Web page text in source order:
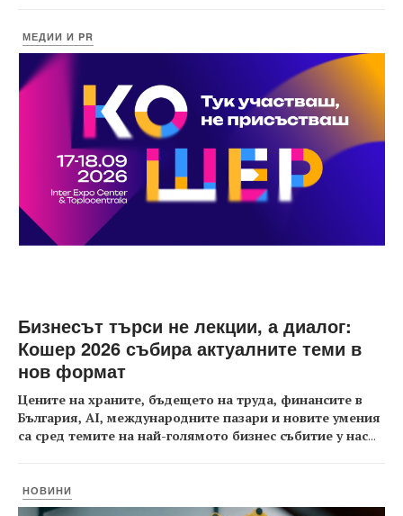
МЕДИИ И PR
Бизнесът търси не лекции, а диалог:
Кошер 2026 събира актуалните теми в
нов формат
Цените на храните, бъдещето на труда, финансите в
България, AI, международните пазари и новите умения
са сред темите на най-голямото бизнес събитие у нас...
НОВИНИ